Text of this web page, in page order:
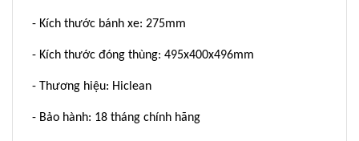
- Kích thước bánh xe: 275mm
- Kích thước đóng thùng: 495x400x496mm
- Thương hiệu: Hiclean
- Bảo hành: 18 tháng chính hãng